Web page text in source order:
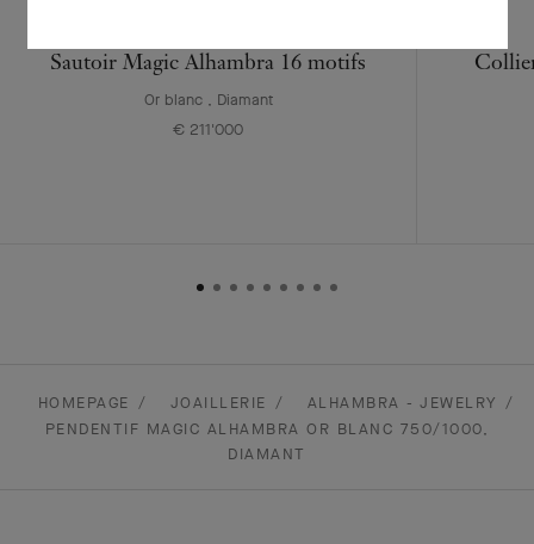
Sautoir Magic Alhambra 16 motifs
Or blanc , Diamant
€ 211'000
HOMEPAGE JOAILLERIE
ALHAMBRA - JEWELRY
PENDENTIF MAGIC ALHAMBRA OR BLANC 750/1000,
DIAMANT